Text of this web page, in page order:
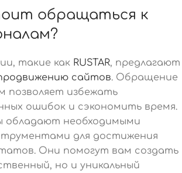
обращаться к
такие как RUSTAR, предлагают
сайтов. Обращение
позволяет избежать
ошибок и сэкономить время.
обладают необходимыми
для достижения
Они помогут вам создать
но и уникальный